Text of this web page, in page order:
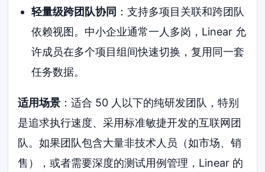
轻量级跨团队协同 ：支持多项目关联和跨团队
依赖视图。中小企业通常一人多岗，Linear 允
许成员在多个项目组间快速切换，复用同一套
任务数据。
适用场景 ：适合 50 人以下的纯研发团队，特别
是追求执行速度、采用标准敏捷开发的互联网团
队。如果团队包含大量非技术人员（如市场、销
售），或者需要深度的测试用例管理，Linear 的